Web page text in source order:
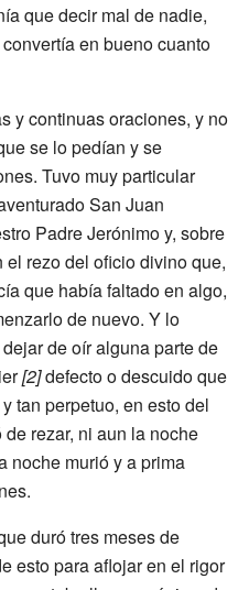
que decir mal de nadie,
en bueno cuanto
y continuas oraciones, y no
se lo pedían y se
Tuvo muy particular
San Juan
Padre Jerónimo y, sobre
rezo del oficio divino que,
que había faltado en algo,
de nuevo. Y lo
de oír alguna parte de
[2]defecto o descuido que
tan perpetuo, en esto del
rezar, ni aun la noche
noche murió y a prima
duró tres meses de
esto para aflojar en el rigor